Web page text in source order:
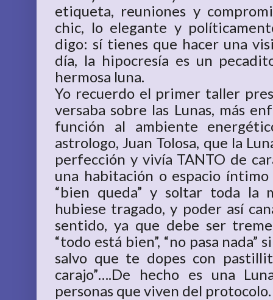
etiqueta, reuniones y
chic, lo elegante y
digo: sí tienes que hacer una
día, la hipocresía es un
hermosa luna.
Yo recuerdo el primer taller
versaba sobre las Lunas, más
función al ambiente
astrologo, Juan Tolosa, que la
perfección y vivía TANTO de
una habitación o espacio
“bien queda” y soltar toda la
hubiese tragado, y poder así
sentido, ya que debe ser
“todo está bien”, “no pasa
salvo que te dopes con
carajo”….De hecho es una
personas que viven del protocolo.